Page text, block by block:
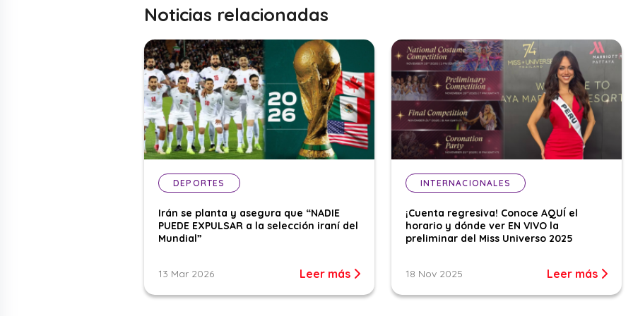
Noticias relacionadas
DEPORTES
Irán se planta y asegura que “NADIE
PUEDE EXPULSAR a la selección iraní del
Mundial”
13 Mar 2026 Leer más
INTERNACIONALES
¡Cuenta regresiva! Conoce AQUÍ el
horario y dónde ver EN VIVO la
preliminar del Miss Universo 2025
18 Nov 2025 Leer más